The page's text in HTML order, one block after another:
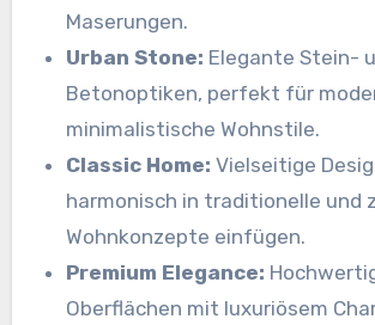
Maserungen.
Urban Stone: Elegante Stein-
Betonoptiken, perfekt für
minimalistische Wohnstile.
Classic Home: Vielseitige
harmonisch in traditionelle und
Wohnkonzepte einfügen.
Premium Elegance:
Oberflächen mit luxuriösem